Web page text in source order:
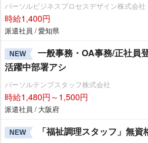
パーソルビジネスプロセスデザイン株式会社
時給1,400円
派遣社員 / 愛知県
NEW
一般事務・OA事務/正社員
活躍中部署アシ
パーソルテンプスタッフ株式会社
時給1,480円～1,500円
派遣社員 / 大阪府
NEW 「福祉調理スタッフ」無